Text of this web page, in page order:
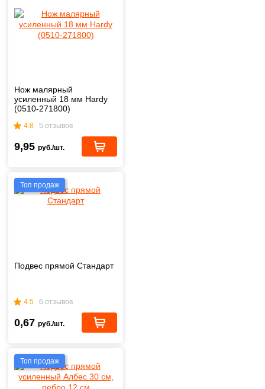
Нож малярный
усиленный 18 мм Hardy
(0510-271800)
4.8 5 отзывов
9,95 руб./шт.
Топ продаж
Подвес прямой Стандарт
4.5 6 отзывов
0,67 руб./шт.
Топ продаж